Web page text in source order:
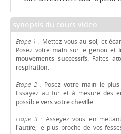
synopsis du cours video
Etape 1 : Mettez vousau sol, et
Posez votre main sur le genou et
mouvements successifs.Faîtes
respiration.
Etape 2 : Posezvotre main le
Essayez au fur et à mesure des
possible vers votre cheville.
Etape 3 : Asseyez vous en mettant
l'autre, le plus proche de vos